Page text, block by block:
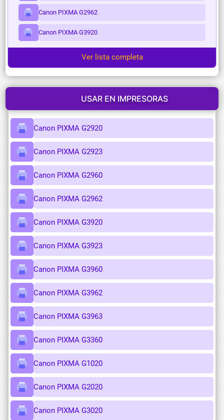
Canon PIXMA G2962
Canon PIXMA G3920
Ver lista completa
USAR EN IMPRESORAS
Canon PIXMA G2920
Canon PIXMA G2923
Canon PIXMA G2960
Canon PIXMA G2962
Canon PIXMA G3920
Canon PIXMA G3923
Canon PIXMA G3960
Canon PIXMA G3962
Canon PIXMA G3963
Canon PIXMA G3360
Canon PIXMA G1020
Canon PIXMA G2020
Canon PIXMA G3020